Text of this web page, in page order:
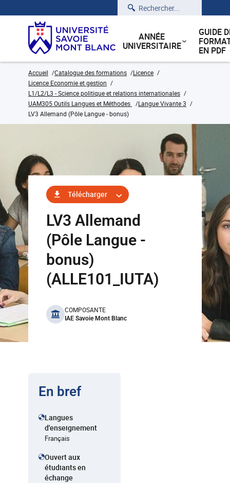
Rechercher
ANNÉE
UNIVERSITAIRE
GUIDE
EN PDF
Accueil Catalogue des formations
Licence
Licence Economie et gestion
L1/L2/L3 - Science politique et relations internationales
UAM305 Outils Langues et Méthodes
Langue Vivante 3
LV3 Allemand (Pôle Langue - bonus)
Télécharger
LV3 Allemand
(Pôle Langue -
bonus)
(ALLE101_IUTA)
benefits
COMPOSANTE
IAE Savoie Mont Blanc
En bref
Langues
d'enseignement
Français
Ouvert aux
étudiants en
échange